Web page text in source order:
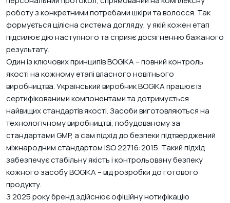
роботу з конкретними потребами шкіри та волосся. Так
формується цілісна система догляду, у якій кожен етап
підсилює дію наступного та сприяє досягненню бажаного
результату.
Один із ключових принципів BOGIKA – повний контроль
якості на кожному етапі власного новітнього
виробництва. Український виробник BOGIKA працює із
сертифікованими компонентами та дотримується
найвищих стандартів якості. Засоби виготовляються на
технологічному виробництві, побудованому за
стандартами GMP, а сам підхід до безпеки підтверджений
міжнародним стандартом ISO 22716:2015. Такий підхід
забезпечує стабільну якість і контрольовану безпеку
кожного засобу BOGIKA – від розробки до готового
продукту.
З 2025 року бренд здійснює офіційну нотифікацію